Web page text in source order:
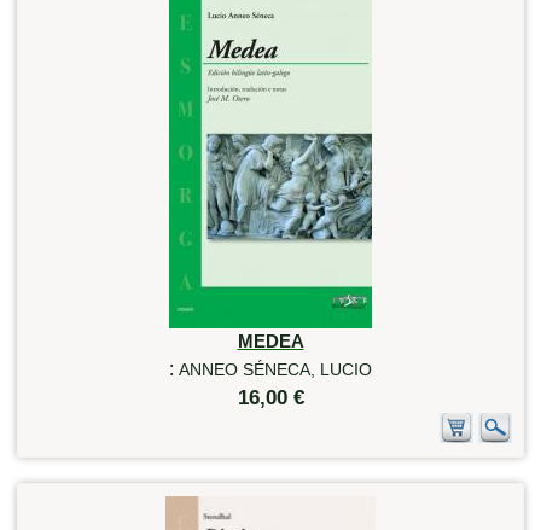
MEDEA
: ANNEO SÉNECA, LUCIO
16,00 €